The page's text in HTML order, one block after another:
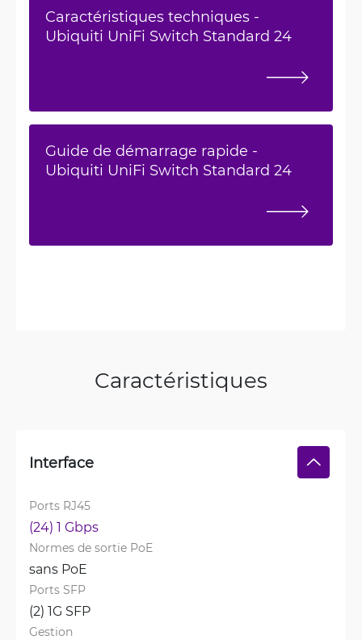
Caractéristiques techniques -
Ubiquiti UniFi Switch Standard 24
Guide de démarrage rapide -
Ubiquiti UniFi Switch Standard 24
Caractéristiques
Interface
Ports RJ45
(24) 1 Gbps
Normes de sortie PoE
sans PoE
Ports SFP
(2) 1G SFP
Gestion